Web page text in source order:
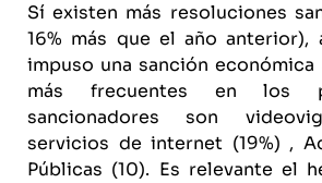
Sí existen más resoluciones
16% más que el año anterior),
impuso una sanción económica
más frecuentes en los
sancionadores son
servicios de internet (19%) ,
Públicas (10). Es relevante el